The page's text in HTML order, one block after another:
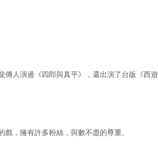
人演過《四郎與真平》，還出演了台版《西遊
，擁有許多粉絲，與數不盡的尊重。